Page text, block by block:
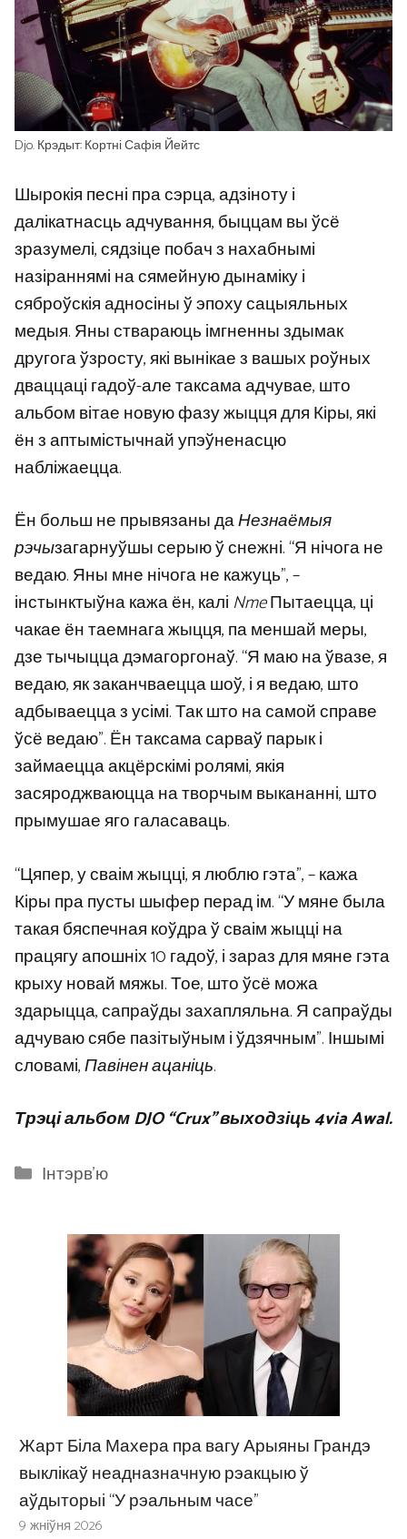
Djo. Крэдыт: Кортні Сафія Йейтс
Шырокія песні пра сэрца, адзіноту і
далікатнасць адчування, быццам вы ўсё
зразумелі, сядзіце побач з нахабнымі
назіраннямі на сямейную дынаміку і
сяброўскія адносіны ў эпоху сацыяльных
медыя. Яны ствараюць імгненны здымак
другога ўзросту, які вынікае з вашых роўных
дваццаці гадоў-але таксама адчувае, што
альбом вітае новую фазу жыцця для Кіры, які
ён з аптымістычнай упэўненасцю
набліжаецца.
Ён больш не прывязаны даНезнаёмыя
рэчызагарнуўшы серыю ў снежні. “Я нічога не
ведаю. Яны мне нічога не кажуць”, –
інстынктыўна кажа ён, калі NmeПытаецца, ці
чакае ён таемнага жыцця, па меншай меры,
дзе тычыцца дэмагоргонаў. “Я маю на ўвазе, я
ведаю, як заканчваецца шоў, і я ведаю, што
адбываецца з усімі. Так што на самой справе
ўсё ведаю”. Ён таксама сарваў парык і
займаецца акцёрскімі ролямі, якія
засяроджваюцца на творчым выкананні, што
прымушае яго галасаваць.
“Цяпер, у сваім жыцці, я люблю гэта”, – кажа
Кіры пра пусты шыфер перад ім. “У мяне была
такая бяспечная коўдра ў сваім жыцці на
працягу апошніх 10 гадоў, і зараз для мяне гэта
крыху новай мяжы. Тое, што ўсё можа
здарыцца, сапраўды захапляльна. Я сапраўды
адчуваю сябе пазітыўным і ўдзячным”. Іншымі
словамі,Павінен ацаніць.
Трэці альбом DJO “Crux” выходзіць 4via Awal.
Categories
Інтэрв'ю
Жарт Біла Махера пра вагу Арыяны Грандэ
выклікаў неадназначную рэакцыю ў
аўдыторыі “У рэальным часе”
9 жніўня 2026